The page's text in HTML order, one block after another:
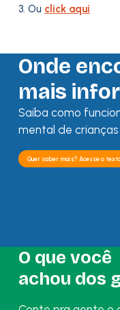
3. Ou click aqui
Onde
mais
Saiba como
mental de
Quer saber mais? Acesse o
O que você
achou dos